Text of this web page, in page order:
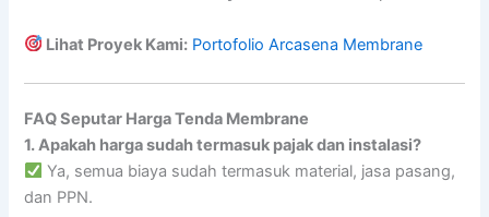
Lihat Proyek Kami: Portofolio Arcasena Membrane
FAQ Seputar Harga Tenda Membrane
1. Apakah harga sudah termasuk pajak dan instalasi?
Ya, semua biaya sudah termasuk material, jasa pasang,
dan PPN.